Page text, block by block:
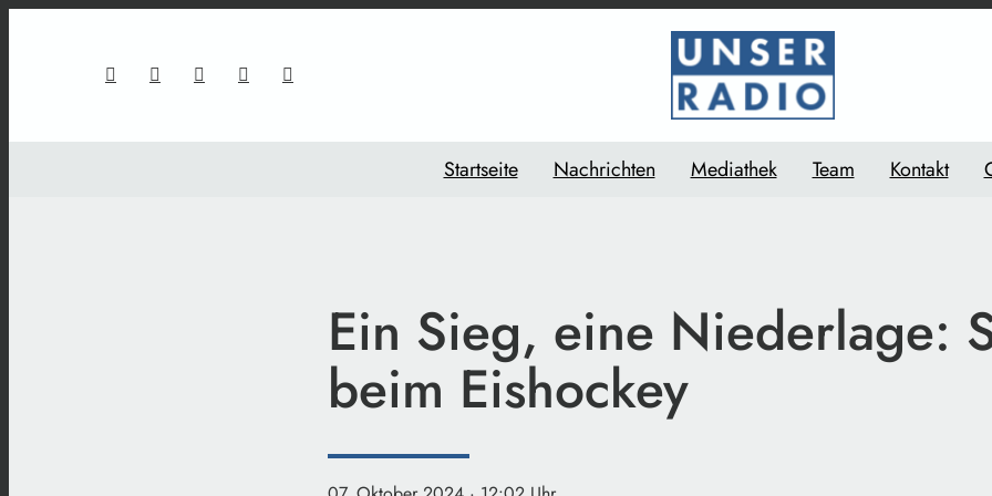
Startseite Nachrichten Mediathek Team Kontakt
Ein Sieg, eine Niederlage:
beim Eishockey